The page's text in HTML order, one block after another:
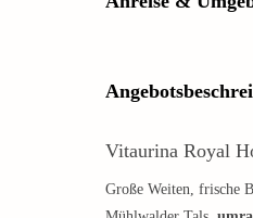
Vitaurina Royal
Große Weiten, frische